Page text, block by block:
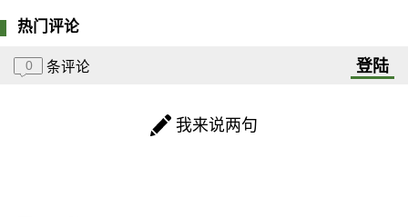
热门评论
0 条评论 登陆
我来说两句